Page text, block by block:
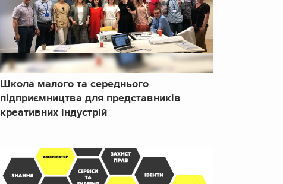
Школа малого та середнього
підприємництва для представників
креативних індустрій